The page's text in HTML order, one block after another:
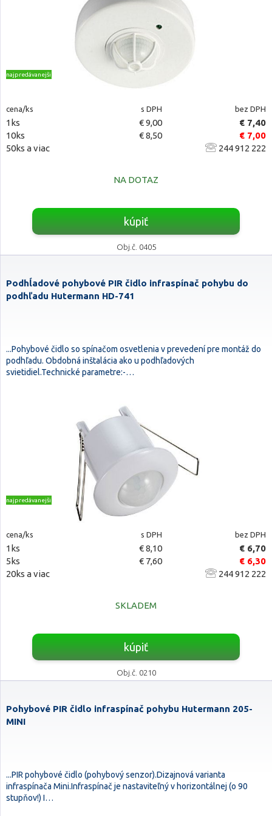
najpredávanejšie
cena/ks s DPH bez DPH
1ks € 9,00
€ 7,40
10ks
€ 8,50
€ 7,00
50ks a viac
244 912 222
NA DOTAZ
kúpiť
Obj.č. 0405
Podhĺadové pohybové PIR čidlo infraspínač pohybu do
podhľadu Hutermann HD-741
...Pohybové čidlo so spínačom osvetlenia v prevedení pre montáž do
podhľadu. Obdobná inštalácia ako u podhľadových
svietidiel.Technické parametre:-…
najpredávanejšie
cena/ks s DPH bez DPH
1ks € 8,10
€ 6,70
5ks
€ 7,60
€ 6,30
20ks a viac
244 912 222
SKLADEM
kúpiť
Obj.č. 0210
Pohybové PIR čidlo infraspínač pohybu Hutermann 205-
MINI
...PIR pohybové čidlo (pohybový senzor).Dizajnová varianta
infraspínača Mini.Infraspínač je nastaviteľný v horizontálnej (o 90
stupňov!) I…